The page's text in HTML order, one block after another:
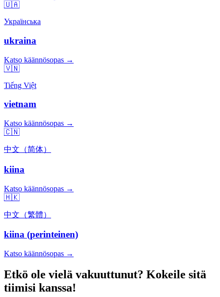
🇺🇦
Українська
ukraina
Katso käännösopas →
🇻🇳
Tiếng Việt
vietnam
Katso käännösopas →
🇨🇳
中文（简体）
kiina
Katso käännösopas →
🇭🇰
中文（繁體）
kiina (perinteinen)
Katso käännösopas →
Etkö ole vielä vakuuttunut? Kokeile sitä
tiimisi kanssa!